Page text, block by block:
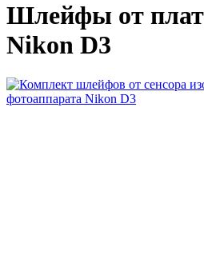
Шлейфы от
Nikon D3